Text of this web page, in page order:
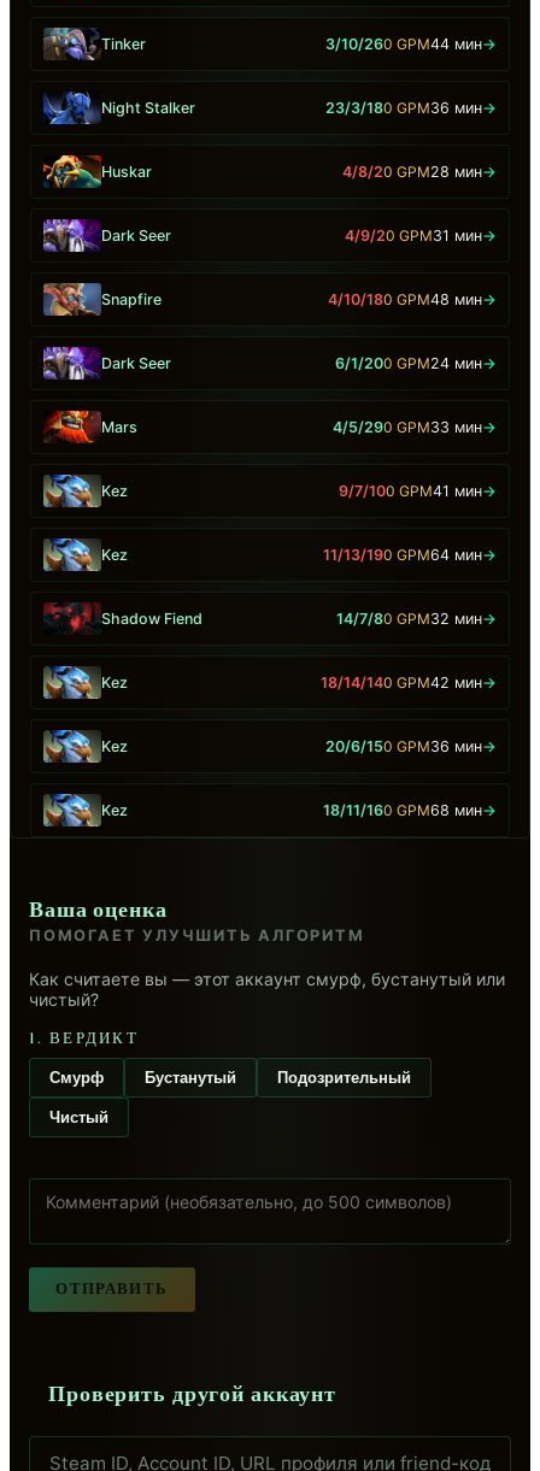
Tinker 3/10/260 GPM44 мин→
Night Stalker 23/3/180 GPM36 мин→
Huskar 4/8/20 GPM28 мин→
Dark Seer 4/9/20 GPM31 мин→
Snapfire 4/10/180 GPM48 мин→
Dark Seer 6/1/200 GPM24 мин→
Mars 4/5/290 GPM33 мин→
Kez 9/7/100 GPM41 мин→
Kez 11/13/190 GPM64 мин→
Shadow Fiend 14/7/80 GPM32 мин→
Kez 18/14/140 GPM42 мин→
Kez 20/6/150 GPM36 мин→
Kez 18/11/160 GPM68 мин→
Ваша оценка
ПОМОГАЕТ УЛУЧШИТЬ АЛГОРИТМ
Как считаете вы — этот аккаунт смурф, бустанутый или
чистый?
1. ВЕРДИКТ
Смурф Бустанутый Подозрительный
Чистый
ОТПРАВИТЬ
Проверить другой аккаунт